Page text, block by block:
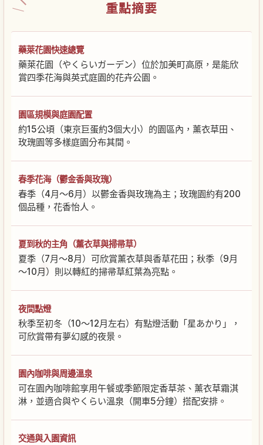
重點摘要
藥萊花園快速總覽
藥萊花園（やくらいガーデン）位於加美町高原，是能欣
賞四季花海與英式庭園的花卉公園。
園區規模與庭園配置
約15公頃（東京巨蛋約3個大小）的園區內，薰衣草田、
玫瑰園等多樣庭園分布其間。
春季花海（鬱金香與玫瑰）
春季（4月～6月）以鬱金香與玫瑰為主；玫瑰園約有200
個品種，花香怡人。
夏到秋的主角（薰衣草與掃帚草）
夏季（7月～8月）可欣賞薰衣草與香草花田；秋季（9月
～10月）則以轉紅的掃帚草紅葉為亮點。
夜間點燈
秋季至初冬（10～12月左右）有點燈活動「星あかり」，
可欣賞帶有夢幻感的夜景。
園內咖啡與周邊溫泉
可在園內咖啡館享用午餐或季節限定香草茶、薰衣草霜淇
淋，並適合與やくらい溫泉（開車5分鐘）搭配安排。
交通與入園資訊